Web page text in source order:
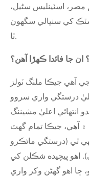
مصر، اسٽينلیس سٹیل،
کي سنڀالي سگهون
ٿا.
جا فائدا ڪهڙا آهن؟
آهي جيڪا ملنگ ٽولز
درستگي واري سروو
انتهائي اعليٰ مشيننگ
جيڪا تمام گهٽ
ٿي (درستگي مائڪرو
اهو پيچيده شڪلن کي
اهو گھڻن وکر واري